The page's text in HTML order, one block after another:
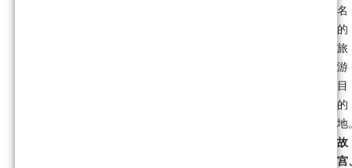
名
的
旅
游
目
的
地
故
宫